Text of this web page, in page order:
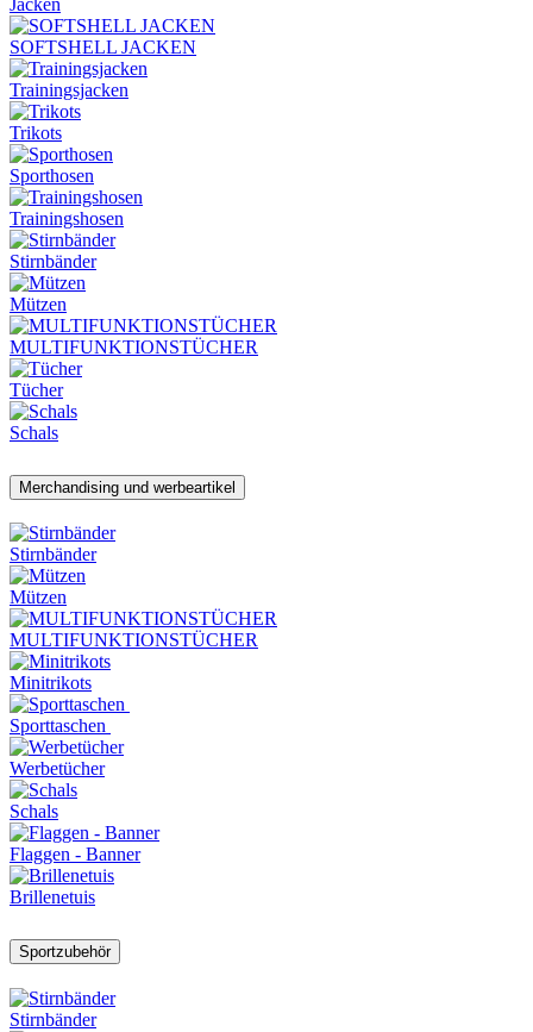
SOFTSHELL JACKEN
Trainingsjacken
Trikots
Sporthosen
Trainingshosen
Stirnbänder
Mützen
MULTIFUNKTIONSTÜCHER
Tücher
Schals
Merchandising und werbeartikel
Stirnbänder
Mützen
MULTIFUNKTIONSTÜCHER
Minitrikots
Sporttaschen
Werbetücher
Schals
Flaggen - Banner
Brillenetuis
Sportzubehör
Stirnbänder